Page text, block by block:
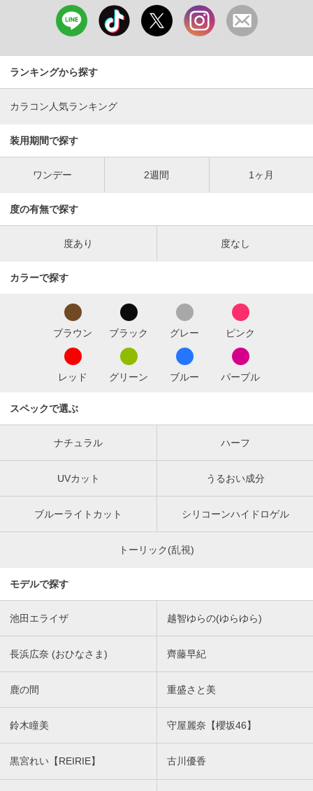
ランキングから探す
カラコン人気ランキング
装用期間で探す
ワンデー 2週間 1ヶ月
度の有無で探す
度あり 度なし
カラーで探す
ブラウン ブラック グレー ピンク
レッド グリーン ブルー パープル
スペックで選ぶ
ナチュラル ハーフ
UVカット うるおい成分
ブルーライトカット シリコーンハイドロゲル
トーリック(乱視)
モデルで探す
池田エライザ 越智ゆらの(ゆらゆら)
長浜広奈 (おひなさま) 齊藤早紀
鹿の間 重盛さと美
鈴木瞳美 守屋麗奈【櫻坂46】
黒宮れい【REIRIE】 古川優香